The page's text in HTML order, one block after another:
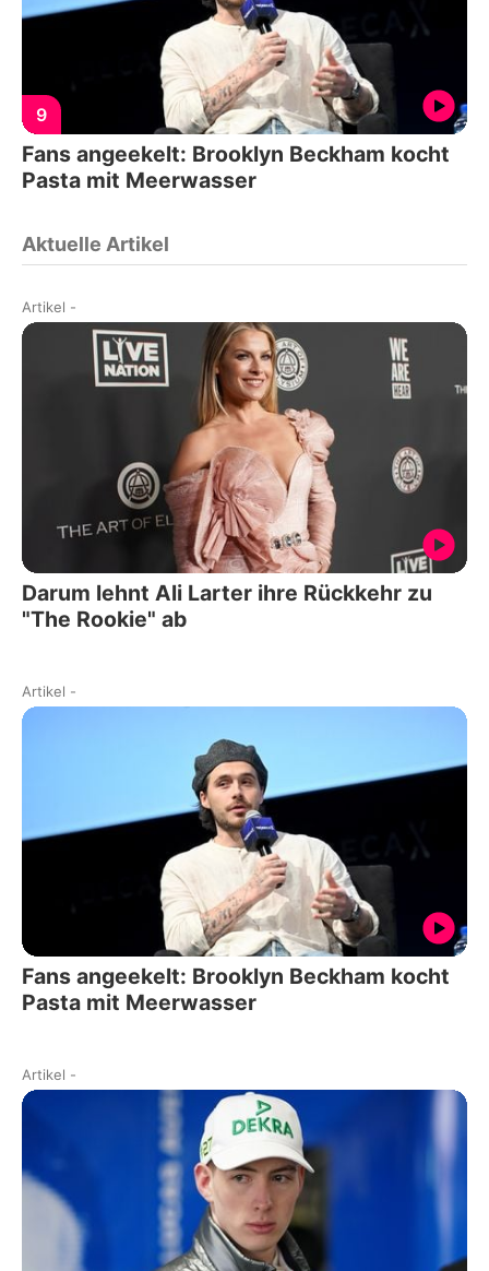
9
Fans angeekelt: Brooklyn Beckham kocht
Pasta mit Meerwasser
Aktuelle Artikel
Artikel -
Darum lehnt Ali Larter ihre Rückkehr zu
"The Rookie" ab
Artikel -
Fans angeekelt: Brooklyn Beckham kocht
Pasta mit Meerwasser
Artikel -